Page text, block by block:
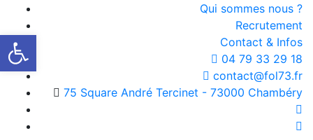
Qui sommes nous ?
Recrutement
Contact & Infos
04 79 33 29 18
contact@fol73.fr
75 Square André Tercinet - 73000 Chambéry
Ouvrir la barre d’outils